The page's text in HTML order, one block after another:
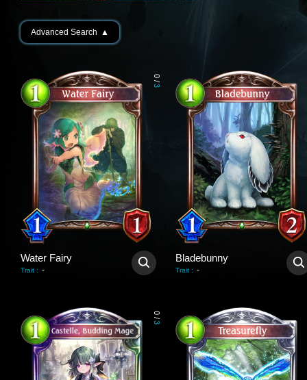
Advanced Search ▲
0
/
3
Water Fairy
Trait : -
Bladebunny
Trait : -
0
/
3